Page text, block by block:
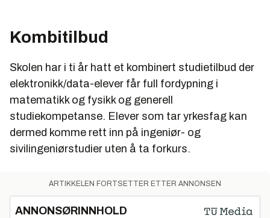
Kombitilbud
Skolen har i ti år hatt et kombinert studietilbud der
elektronikk/data-elever får full fordypning i
matematikk og fysikk og generell
studiekompetanse. Elever som tar yrkesfag kan
dermed komme rett inn på ingeniør- og
sivilingeniørstudier uten å ta forkurs.
ARTIKKELEN FORTSETTER ETTER ANNONSEN
ANNONSØRINNHOLD